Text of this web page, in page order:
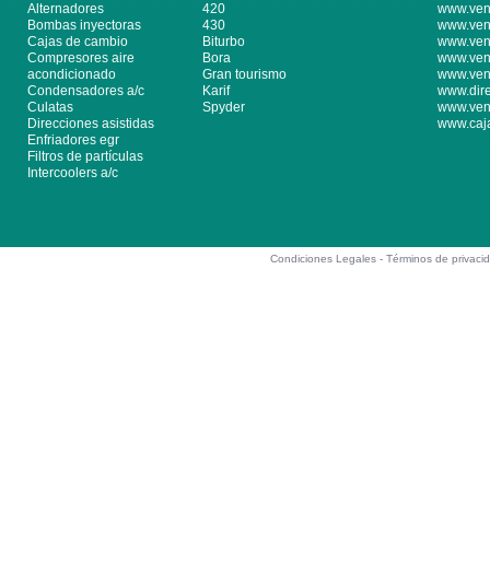
Alternadores
Bombas inyectoras
Cajas de cambio
Compresores aire
acondicionado
Condensadores a/c
Culatas
Direcciones asistidas
Enfriadores egr
Filtros de partículas
Intercoolers a/c
420
430
Biturbo
Bora
Gran tourismo
Karif
Spyder
Condiciones Legales -Términos de